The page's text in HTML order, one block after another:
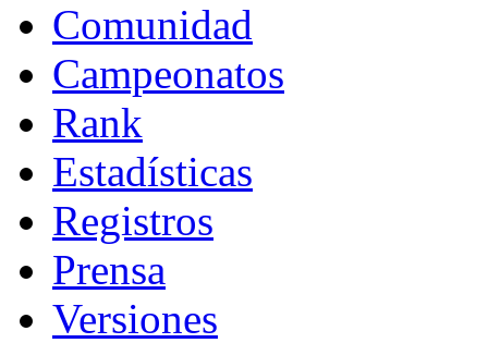
Comunidad
Campeonatos
Rank
Estadísticas
Registros
Prensa
Versiones